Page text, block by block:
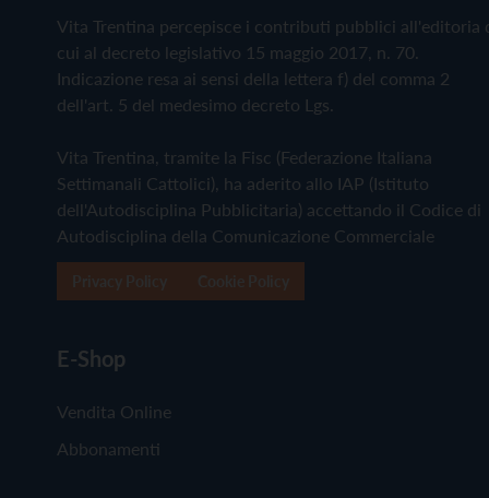
Vita Trentina percepisce i contributi pubblici all'editoria
cui al decreto legislativo 15 maggio 2017, n. 70.
Indicazione resa ai sensi della lettera f) del comma 2
dell'art. 5 del medesimo decreto Lgs.
Vita Trentina, tramite la Fisc (Federazione Italiana
Settimanali Cattolici), ha aderito allo IAP (Istituto
dell'Autodisciplina Pubblicitaria) accettando il Codice di
Autodisciplina della Comunicazione Commerciale
E-Shop
Vendita Online
Abbonamenti